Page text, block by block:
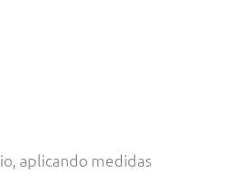
aplicando medidas